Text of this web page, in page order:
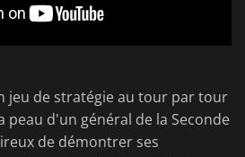
jeu de stratégie au tour par tour
peau d'un général de la Seconde
de démontrer ses